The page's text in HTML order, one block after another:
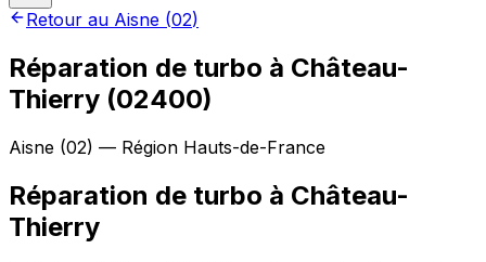
Retour au Aisne (02)
Réparation de turbo à Château-
Thierry (02400)
Aisne (02) — Région Hauts-de-France
Réparation de turbo à Château-
Thierry